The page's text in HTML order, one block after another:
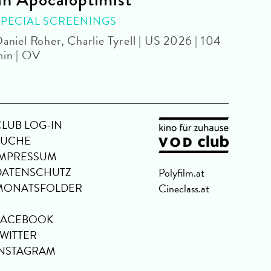
SCREENINGS
Roher, Charlie Tyrell | US 2026 | 104
| OV
LOG-IN
Polyfilm.at
Cineclass.at